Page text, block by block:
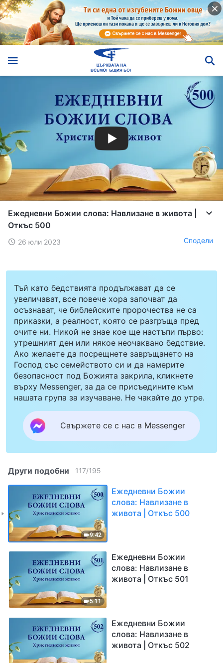
Ежедневни Божии слова: Навлизане в живота |
Откъс 500
26 юли 2023 Сподели
Тъй като бедствията продължават да се
увеличават, все повече хора започват да
осъзнават, че библейските пророчества не са
приказки, а реалност, която се разгръща пред
очите ни. Никой не знае кое ще настъпи първо:
утрешният ден или някое неочаквано бедствие.
Ако желаете да посрещнете завръщането на
Господ със семейството си и да намерите
безопасност под Божията закрила, кликнете
върху Messenger, за да се присъедините към
нашата група за изучаване. Не чакайте до утре.
Свържете се с нас в Messenger
Други подобни 117/195
9:42
Ежедневни Божии
слова: Навлизане в
живота | Откъс 500
5:11
Ежедневни Божии
слова: Навлизане в
живота | Откъс 501
Ежедневни Божии
слова: Навлизане в
живота | Откъс 502